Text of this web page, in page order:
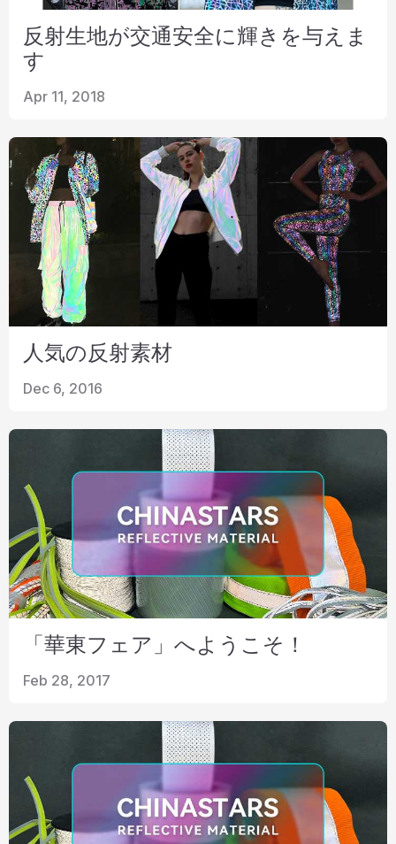
反射生地が交通安全に輝きを与えま
す
Apr 11, 2018
人気の反射素材
Dec 6, 2016
「華東フェア」へようこそ！
Feb 28, 2017